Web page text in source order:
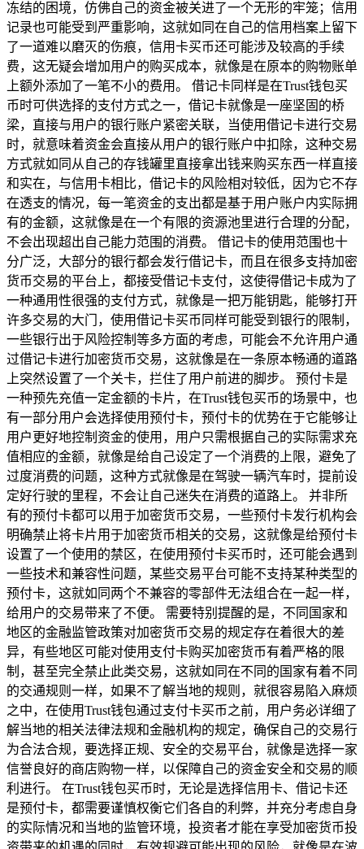
冻结的困境，仿佛自己的资金被关进了一个无形的牢笼；信用
记录也可能受到严重影响，这就如同在自己的信用档案上留下
了一道难以磨灭的伤痕，信用卡买币还可能涉及较高的手续
费，这无疑会增加用户的购买成本，就像是在原本的购物账单
上额外添加了一笔不小的费用。 借记卡同样是在Trust钱包买
币时可供选择的支付方式之一，借记卡就像是一座坚固的桥
梁，直接与用户的银行账户紧密关联，当使用借记卡进行交易
时，就意味着资金会直接从用户的银行账户中扣除，这种交易
方式就如同从自己的存钱罐里直接拿出钱来购买东西一样直接
和实在，与信用卡相比，借记卡的风险相对较低，因为它不存
在透支的情况，每一笔资金的支出都是基于用户账户内实际拥
有的金额，这就像是在一个有限的资源池里进行合理的分配，
不会出现超出自己能力范围的消费。 借记卡的使用范围也十
分广泛，大部分的银行都会发行借记卡，而且在很多支持加密
货币交易的平台上，都接受借记卡支付，这使得借记卡成为了
一种通用性很强的支付方式，就像是一把万能钥匙，能够打开
许多交易的大门，使用借记卡买币同样可能受到银行的限制，
一些银行出于风险控制等多方面的考虑，可能会不允许用户通
过借记卡进行加密货币交易，这就像是在一条原本畅通的道路
上突然设置了一个关卡，拦住了用户前进的脚步。 预付卡是
一种预先充值一定金额的卡片，在Trust钱包买币的场景中，也
有一部分用户会选择使用预付卡，预付卡的优势在于它能够让
用户更好地控制资金的使用，用户只需根据自己的实际需求充
值相应的金额，就像是给自己设定了一个消费的上限，避免了
过度消费的问题，这种方式就像是在驾驶一辆汽车时，提前设
定好行驶的里程，不会让自己迷失在消费的道路上。 并非所
有的预付卡都可以用于加密货币交易，一些预付卡发行机构会
明确禁止将卡片用于加密货币相关的交易，这就像是给预付卡
设置了一个使用的禁区，在使用预付卡买币时，还可能会遇到
一些技术和兼容性问题，某些交易平台可能不支持某种类型的
预付卡，这就如同两个不兼容的零部件无法组合在一起一样，
给用户的交易带来了不便。 需要特别提醒的是，不同国家和
地区的金融监管政策对加密货币交易的规定存在着很大的差
异，有些地区可能对使用支付卡购买加密货币有着严格的限
制，甚至完全禁止此类交易，这就如同在不同的国家有着不同
的交通规则一样，如果不了解当地的规则，就很容易陷入麻烦
之中，在使用Trust钱包通过支付卡买币之前，用户务必详细了
解当地的相关法律法规和金融机构的规定，确保自己的交易行
为合法合规，要选择正规、安全的交易平台，就像是选择一家
信誉良好的商店购物一样，以保障自己的资金安全和交易的顺
利进行。 在Trust钱包买币时，无论是选择信用卡、借记卡还
是预付卡，都需要谨慎权衡它们各自的利弊，并充分考虑自身
的实际情况和当地的监管环境，投资者才能在享受加密货币投